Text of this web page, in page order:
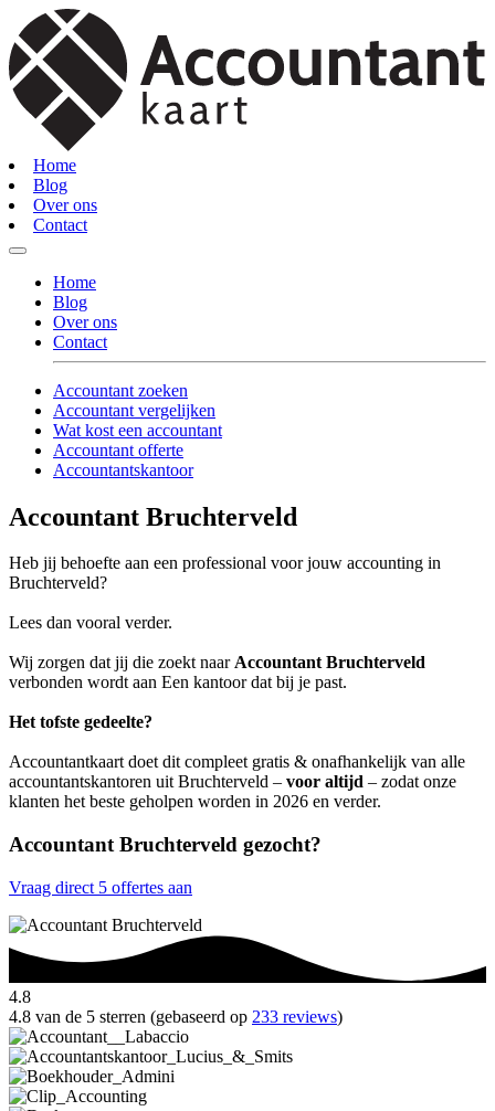
Home
Blog
Over ons
Contact
Home
Blog
Over ons
Contact
Accountant zoeken
Accountant vergelijken
Wat kost een accountant
Accountant offerte
Accountantskantoor
Accountant Bruchterveld
Heb jij behoefte aan een professional voor jouw accounting in
Bruchterveld?
Lees dan vooral verder.
Wij zorgen dat jij die zoekt naarAccountant Bruchterveld
verbonden wordt aan Een kantoor dat bij je past.
Het tofste gedeelte?
Accountantkaart doet dit compleet gratis & onafhankelijk van alle
accountantskantoren uit Bruchterveld – voor altijd – zodat onze
klanten het beste geholpen worden in 2026 en verder.
Accountant Bruchterveld gezocht?
Vraag direct 5 offertes aan
4.8
4.8 van de 5 sterren (gebaseerd op 233 reviews)